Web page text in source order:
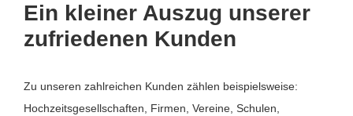
Ein kleiner Auszug unserer
zufriedenen Kunden
Zu unseren zahlreichen Kunden zählen beispielsweise:
Hochzeitsgesellschaften, Firmen, Vereine, Schulen,